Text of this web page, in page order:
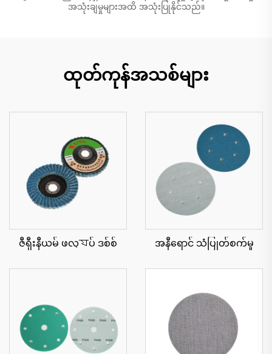
အသုံးချမှုများအထိ အသုံးပြုနိုင်သည်။
ထုတ်ကုန်အသစ်များ
ဇီရှီးနီယမ် ဖလ্যပ် ဒစ်စ် အနီရောင် သံပြုတ်စက်မှု